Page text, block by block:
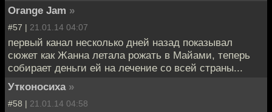
Orange Jam »
#57 | 21.01.14 04:07
первый канал несколько дней назад показывал
сюжет как Жанна летала рожать в Майами, теперь
собирает деньги ей на лечение со всей страны...
Утконосиха »
#58 | 21.01.14 04:58